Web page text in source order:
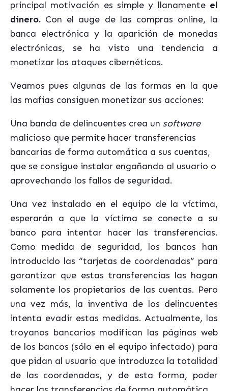
principal motivación es simple y llanamente el
dinero. Con el auge de las compras online, la
banca electrónica y la aparición de monedas
electrónicas, se ha visto una tendencia a
monetizar los ataques cibernéticos.
Veamos pues algunas de las formas en la que
las mafias consiguen monetizar sus acciones:
Una banda de delincuentes crea un software
malicioso que permite hacer transferencias
bancarias de forma automática a sus cuentas,
que se consigue instalar engañando al usuario o
aprovechando los fallos de seguridad.
Una vez instalado en el equipo de la víctima,
esperarán a que la víctima se conecte a su
banco para intentar hacer las transferencias.
Como medida de seguridad, los bancos han
introducido las “tarjetas de coordenadas” para
garantizar que estas transferencias las hagan
solamente los propietarios de las cuentas. Pero
una vez más, la inventiva de los delincuentes
intenta evadir estas medidas. Actualmente, los
troyanos bancarios modifican las páginas web
de los bancos (sólo en el equipo infectado) para
que pidan al usuario que introduzca la totalidad
de las coordenadas, y de esta forma, poder